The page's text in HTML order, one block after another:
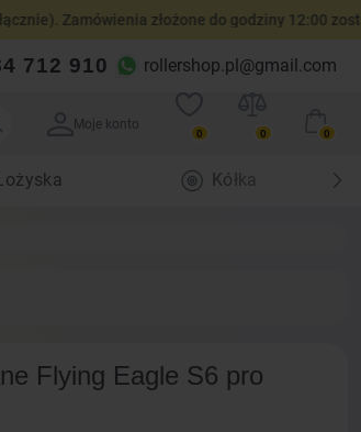
Zamówienia złożone do godziny 12:00 zostaną
712 910 rollershop.pl@gmail.com
Moje konto
0 0 0
Kółka
Flying Eagle S6 pro